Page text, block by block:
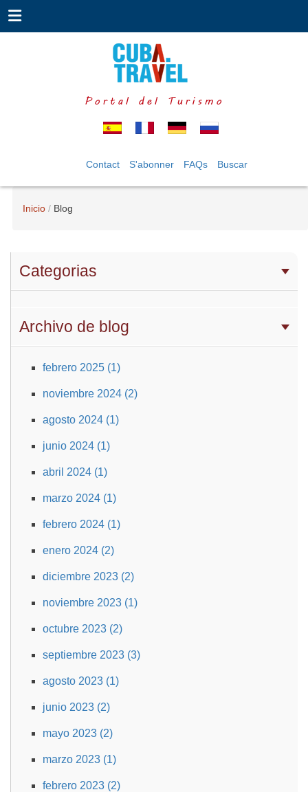
Portal del Turismo
Contact S'abonner FAQs Buscar
Inicio Blog
Categorias
Archivo de blog
febrero 2025 (1)
noviembre 2024 (2)
agosto 2024 (1)
junio 2024 (1)
abril 2024 (1)
marzo 2024 (1)
febrero 2024 (1)
enero 2024 (2)
diciembre 2023 (2)
noviembre 2023 (1)
octubre 2023 (2)
septiembre 2023 (3)
agosto 2023 (1)
junio 2023 (2)
mayo 2023 (2)
marzo 2023 (1)
febrero 2023 (2)